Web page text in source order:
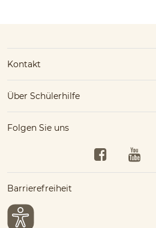
Kontakt
Über Schülerhilfe
Folgen Sie uns
Facebook
Barrierefreiheit